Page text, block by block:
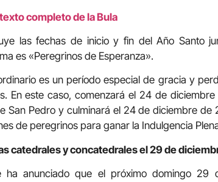
completo de la Bula
las fechas de inicio y fin del Año Santo
es «Peregrinos de Esperanza».
es un período especial de gracia y
En este caso, comenzará el 24 de
San Pedro y culminará el 24 de diciembre
de peregrinos para ganar la Indulgencia
catedrales y concatedrales el 29 de
ha anunciado que el próximo domingo 29